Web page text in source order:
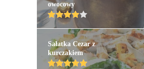
owocowy
Sałatka Cezar z
kurczakiem